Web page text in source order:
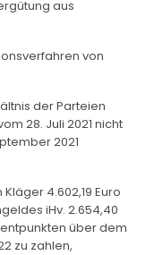
aus
von
der Parteien
28. Juli 2021 nicht
2021
4.602,19 Euro
iHv. 2.654,40
über dem
zu zahlen,